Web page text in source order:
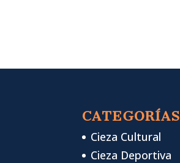
CATEGORÍAS
Cieza Cultural
Cieza Deportiva